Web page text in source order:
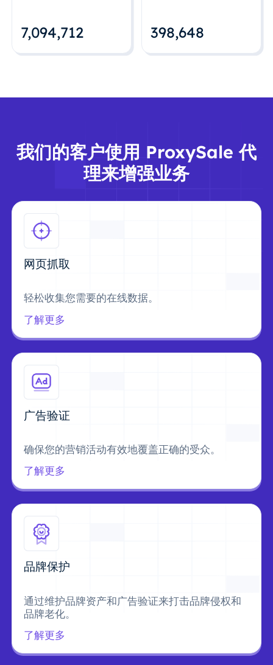
7,094,712 398,648
我们的客户使用 ProxySale 代
理来增强业务
网页抓取
轻松收集您需要的在线数据。
了解更多
广告验证
确保您的营销活动有效地覆盖正确的受众。
了解更多
品牌保护
通过维护品牌资产和广告验证来打击品牌侵权和
品牌老化。
了解更多